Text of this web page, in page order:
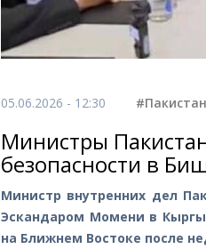
05.06.2026 - 12:30 #Пакистан
Министры
безопасности в
Министр внутренних дел
Эскандаром Момени в
на Ближнем Востоке после